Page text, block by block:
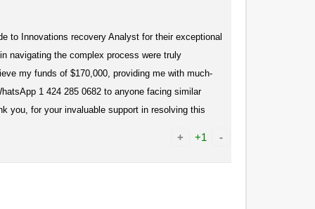
to Innovations recovery Analyst for their exceptional
navigating the complex process were truly
my funds of $170,000, providing me with much-
1 424 285 0682 to anyone facing similar
you, for your invaluable support in resolving this
+ +1 -